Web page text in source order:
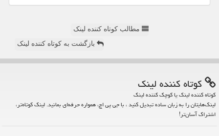
مطالب کوتاه کننده لینک
بازگشت به کوتاه کننده لینک
كوتاه كننده لینك
کوتاه کننده لینک یا کوچک کننده لینک
لینک‌هایتان را به زبان ساده تبدیل کنید ، با جی پی اچ، همواره حرفه‌ای بمانید. لینک کوتاه‌تر،
اشتراک آسان‌تر!